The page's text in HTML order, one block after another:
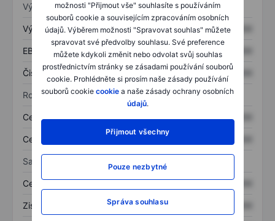
možnosti "Přijmout vše" souhlasíte s používáním
souborů cookie a souvisejícím zpracováním osobních
údajů. Výběrem možnosti "Spravovat souhlas" můžete
spravovat své předvolby souhlasu. Své preference
můžete kdykoli změnit nebo odvolat svůj souhlas
prostřednictvím stránky se zásadami používání souborů
cookie. Prohlédněte si prosím naše zásady používání
souborů cookie cookie a naše zásady ochrany osobních
údajů.
Přijmout všechny
Pouze nezbytné
Správa souhlasu
Výkaz zisku a ztráty
Výnos XXXXXXX XXXXXXX
EBITDA XXXXXXX XXXXXXX
Čistý příjem XXXXXXX XXXXXXX
Rozvaha
Celková aktiva XXXXXXX XXXXXXX
Celkový dluh XXXXXXX
Sazby
Cena/tržby XXXXXXX XXXXXXX
Zisk na akcii XXXXXXX